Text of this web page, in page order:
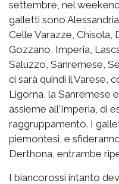
settembre, nel
galletti sono
Celle Varazze, Chisola,
Gozzano, Imperia,
Saluzzo, Sanremese,
ci sarà quindi il Varese,
Ligorna, la Sanremese
assieme all'Imperia, di
raggruppamento. I
piemontesi, e
Derthona, entrambe
I biancorossi intanto